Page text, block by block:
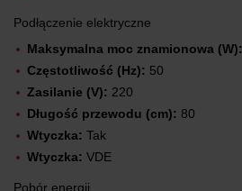
Podłączenie elektryczne
Maksymalna moc znamionowa (W):
Częstotliwość (Hz): 50
Zasilanie (V): 220
Długość przewodu (cm): 80
Wtyczka: Tak
Wtyczka: VDE
Pobór energii